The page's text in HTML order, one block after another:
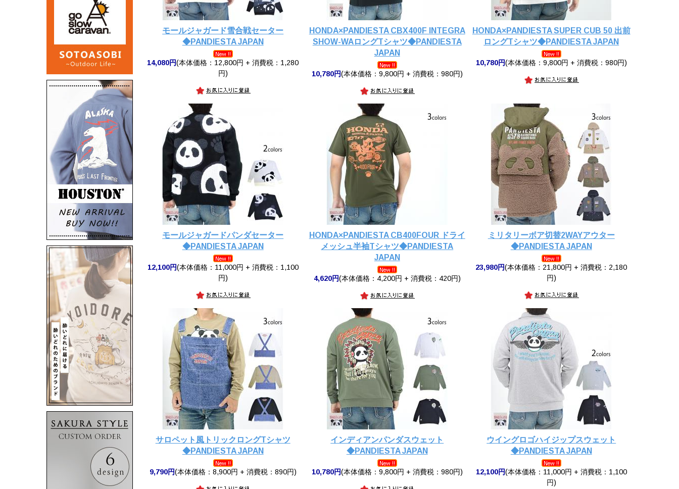
モールジャガード雪合戦セーター
◆PANDIESTA JAPAN
14,080円(本体価格：12,800円 + 消費税：1,280
円)
HONDA×PANDIESTA CBX400F INTEGRA
SHOW-WAロングTシャツ◆PANDIESTA
JAPAN
10,780円(本体価格：9,800円 + 消費税：980円)
HONDA×PANDIESTA SUPER CUB 50 出前
ロングTシャツ◆PANDIESTA JAPAN
10,780円(本体価格：9,800円 + 消費税：980円)
モールジャガードパンダセーター
◆PANDIESTA JAPAN
12,100円(本体価格：11,000円 + 消費税：1,100
円)
HONDA×PANDIESTA CB400FOUR ドライ
メッシュ半袖Tシャツ◆PANDIESTA
JAPAN
4,620円(本体価格：4,200円 + 消費税：420円)
ミリタリーボア切替2WAYアウター
◆PANDIESTA JAPAN
23,980円(本体価格：21,800円 + 消費税：2,180
円)
サロペット風トリックロングTシャツ
◆PANDIESTA JAPAN
9,790円(本体価格：8,900円 + 消費税：890円)
インディアンパンダスウェット
◆PANDIESTA JAPAN
10,780円(本体価格：9,800円 + 消費税：980円)
ウイングロゴハイジップスウェット
◆PANDIESTA JAPAN
12,100円(本体価格：11,000円 + 消費税：1,100
円)